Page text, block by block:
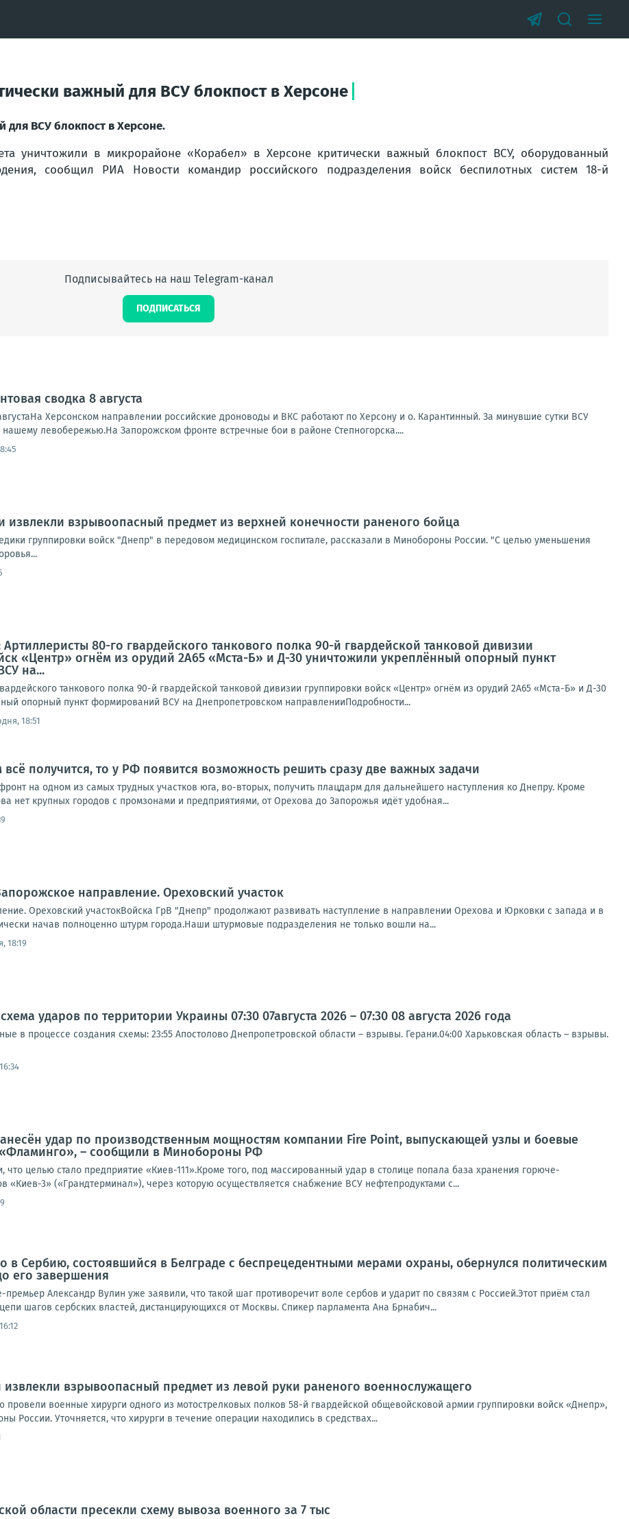
важный для ВСУ блокпост в Херсоне
ВСУ блокпост в Херсоне.
уничтожили в микрорайоне «Корабел» в Херсоне критически важный блокпост ВСУ, оборудованный
сообщил РИА Новости командир российского подразделения войск беспилотных систем 18-й
Подписывайтесь на наш Telegram-канал
ПОДПИСАТЬСЯ
сводка 8 августа
Херсонском направлении российские дроноводы и ВКС работают по Херсону и о. Карантинный. За минувшие сутки ВСУ
нашему левобережью.На Запорожском фронте встречные бои в районе Степногорска....
извлекли взрывоопасный предмет из верхней конечности раненого бойца
группировки войск "Днепр" в передовом медицинском госпитале, рассказали в Минобороны России. "С целью уменьшения
80-го гвардейского танкового полка 90-й гвардейской танковой дивизии
«Центр» огнём из орудий 2А65 «Мста-Б» и Д-30 уничтожили укреплённый опорный пункт
на...
танкового полка 90-й гвардейской танковой дивизии группировки войск «Центр» огнём из орудий 2А65 «Мста-Б» и Д-30
опорный пункт формирований ВСУ на Днепропетровском направленииПодробности...
18:51
получится, то у РФ появится возможность решить сразу две важных задачи
на одном из самых трудных участков юга, во-вторых, получить плацдарм для дальнейшего наступления ко Днепру. Кроме
нет крупных городов с промзонами и предприятиями, от Орехова до Запорожья идёт удобная...
направление. Ореховский участок
Ореховский участокВойска ГрВ "Днепр" продолжают развивать наступление в направлении Орехова и Юрковки с запада и в
начав полноценно штурм города.Наши штурмовые подразделения не только вошли на...
18:19
ударов по территории Украины 07:30 07августа 2026 – 07:30 08 августа 2026 года
в процессе создания схемы: 23:55 Апостолово Днепропетровской области – взрывы. Герани.04:00 Харьковская область – взрывы.
удар по производственным мощностям компании Fire Point, выпускающей узлы и боевые
«Фламинго», – сообщили в Минобороны РФ
что целью стало предприятие «Киев-111».Кроме того, под массированный удар в столице попала база хранения горюче-
«Киев-3» («Грандтерминал»), через которую осуществляется снабжение ВСУ нефтепродуктами с...
в Сербию, состоявшийся в Белграде с беспрецедентными мерами охраны, обернулся политическим
его завершения
Александр Вулин уже заявили, что такой шаг противоречит воле сербов и ударит по связям с Россией.Этот приём стал
шагов сербских властей, дистанцирующихся от Москвы. Спикер парламента Ана Брнабич...
взрывоопасный предмет из левой руки раненого военнослужащего
военные хирурги одного из мотострелковых полков 58-й гвардейской общевойсковой армии группировки войск «Днепр»,
России. Уточняется, что хирурги в течение операции находились в средствах...
области пресекли схему вывоза военного за 7 тыс